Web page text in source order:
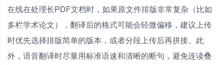
在线在处理长PDF文档时，如果原文件排版非常复杂（比如
多栏学术论文），翻译后的格式可能会轻微偏移，建议上传
时优先选择排版简单的版本，或者分段上传后再拼接。此
外，语音翻译时尽量用标准语速和清晰的断句，避免连读叠